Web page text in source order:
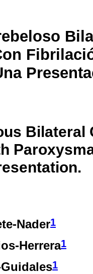
Bilateral
Nader1
Herrera1
1